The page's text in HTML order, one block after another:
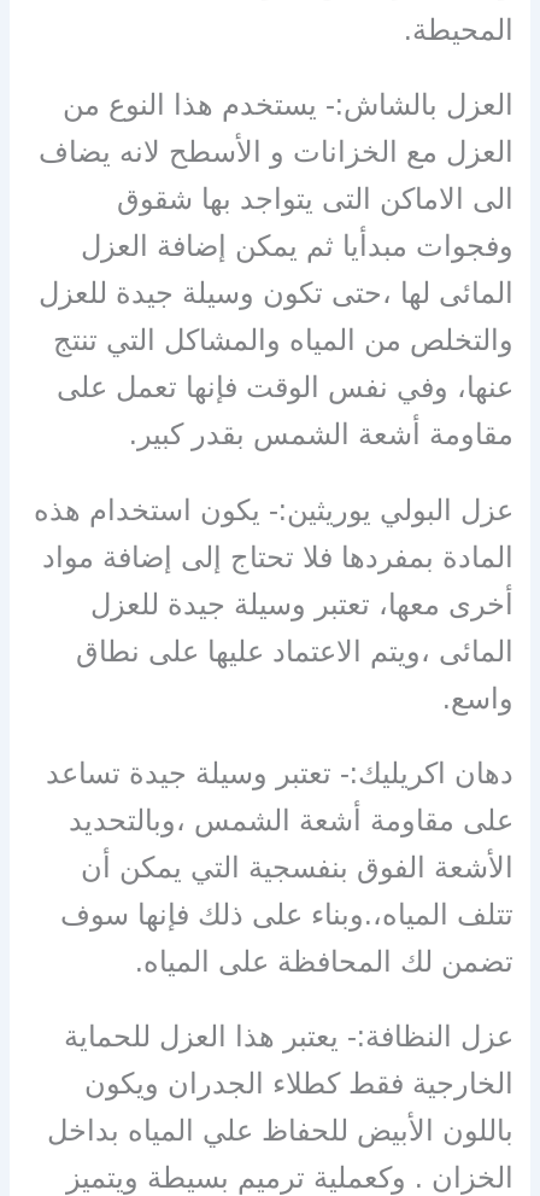
المحيطة.
العزل بالشاش:- يستخدم هذا النوع من
العزل مع الخزانات و الأسطح لانه يضاف
الى الاماكن التى يتواجد بها شقوق
وفجوات مبدأيا ثم يمكن إضافة العزل
المائى لها ،حتى تكون وسيلة جيدة للعزل
والتخلص من المياه والمشاكل التي تنتج
عنها، وفي نفس الوقت فإنها تعمل على
مقاومة أشعة الشمس بقدر كبير.
عزل البولي يوريثين:- يكون استخدام هذه
المادة بمفردها فلا تحتاج إلى إضافة مواد
أخرى معها، تعتبر وسيلة جيدة للعزل
المائى ،ويتم الاعتماد عليها على نطاق
واسع.
دهان اكريليك:- تعتبر وسيلة جيدة تساعد
على مقاومة أشعة الشمس ،وبالتحديد
الأشعة الفوق بنفسجية التي يمكن أن
تتلف المياه،.وبناء على ذلك فإنها سوف
تضمن لك المحافظة على المياه.
عزل النظافة:- يعتبر هذا العزل للحماية
الخارجية فقط كطلاء الجدران ويكون
باللون الأبيض للحفاظ علي المياه بداخل
الخزان . وكعملية ترميم بسيطة ويتميز